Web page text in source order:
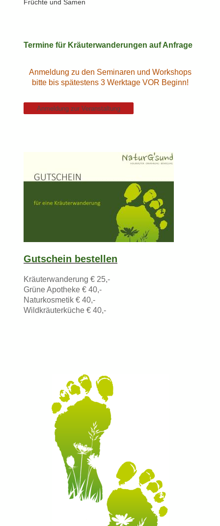
Früchte und Samen
Termine für Kräuterwanderungen auf Anfrage
Anmeldung zu den Seminaren und Workshops
bitte bis spätestens 3 Werktage VOR Beginn!
Anmeldung zur Veranstaltung
Gutschein bestellen
Kräuterwanderung € 25,-
Grüne Apotheke € 40,-
Naturkosmetik € 40,-
Wildkräuterküche € 40,-